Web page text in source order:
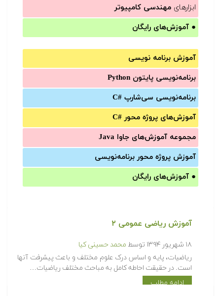
ابزارهای مهندسی کامپیوتر
● آموزش‌های رایگان
آموزش برنامه نویسی
برنامه‌نویسی پایتون Python
برنامه‌‌نویسی سی‌شارپ C#‎
آموزش‌های پروژه محور #C
مجموعه آموزش‌های جاوا Java
آموزش‌ پروژه محور برنامه‌نویسی
● آموزش‌های رایگان
آموزش ریاضی عمومی ۲
۱۸ شهریور ۱۳۹۴ توسط محمد حسینی کیا
ریاضیات، پایه و اساس درک علوم مختلف و باعث پیشرفت آنها
است. در حقیقت احاطه کامل به مباحث مختلف ریاضیات…
ادامه مطلب